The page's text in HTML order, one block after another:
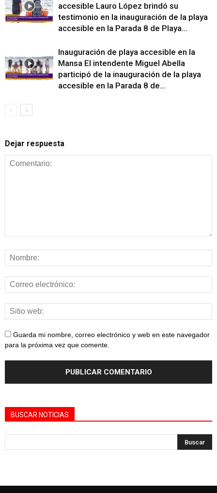
accesible Lauro López brindó su
testimonio en la inauguración de la playa
accesible en la Parada 8 de Playa...
Inauguración de playa accesible en la
Mansa El intendente Miguel Abella
participó de la inauguración de la playa
accesible en la Parada 8 de...
Dejar respuesta
Guarda mi nombre, correo electrónico y web en este navegador
para la próxima vez que comente.
BUSCAR NOTICIAS